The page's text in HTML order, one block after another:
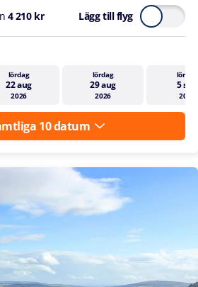
4 210 kr Lägg till flyg
lördag
22 aug
2026
lördag
29 aug
2026
lördag
5 sep
2026
10 datum